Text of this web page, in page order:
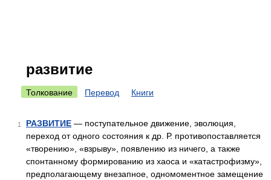
развитие
Толкование Перевод Книги
1 РАЗВИТИЕ — поступательное движение, эволюция,
переход от одного состояния к др. Р. противопоставляется
«творению», «взрыву», появлению из ничего, а также
спонтанному формированию из хаоса и «катастрофизму»,
предполагающему внезапное, одномоментное замещение